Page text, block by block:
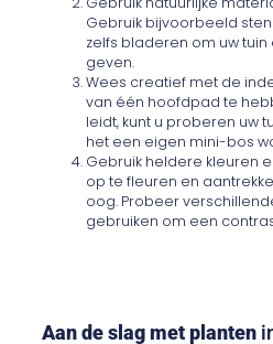
Gebruik bijvoorbeeld
zelfs bladeren om uw
geven.
Wees creatief met de
van één hoofdpad te
leidt, kunt u proberen uw
het een eigen mini-bos
Gebruik heldere kleuren
op te fleuren en
oog. Probeer
gebruiken om een
Aan de slag met planten